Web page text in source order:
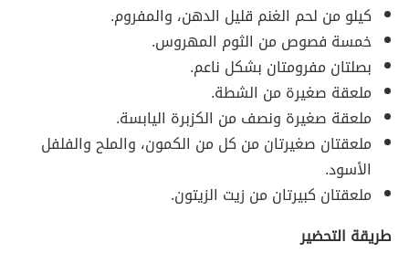
كيلو من لحم الغنم قليل الدهن، والمفروم.
خمسة فصوص من الثوم المهروس.
بصلتان مفرومتان بشكل ناعم.
ملعقة صغيرة من الشطة.
ملعقة صغيرة ونصف من الكزبرة اليابسة.
ملعقتان صغيرتان من كل من الكمون، والملح والفلفل
الأسود.
ملعقتان كبيرتان من زيت الزيتون.
طريقة التحضير